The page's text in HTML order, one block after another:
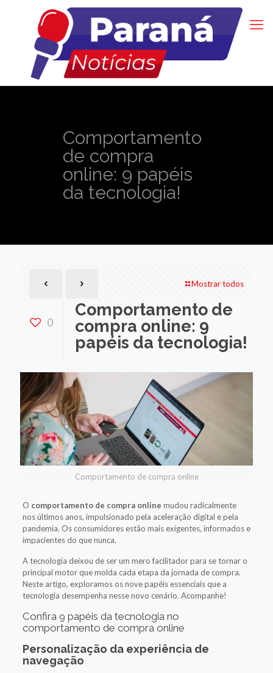
Comportamento
de compra
online: 9 papéis
da tecnologia!
Mostrar todos
0
Comportamento de
compra online: 9
papéis da tecnologia!
Comportamento de compra online
O comportamento de compra online mudou radicalmente
nos últimos anos, impulsionado pela aceleração digital e pela
pandemia. Os consumidores estão mais exigentes, informados e
impacientes do que nunca.
A tecnologia deixou de ser um mero facilitador para se tornar o
principal motor que molda cada etapa da jornada de compra.
Neste artigo, exploramos os nove papéis essenciais que a
tecnologia desempenha nesse novo cenário. Acompanhe!
Confira 9 papéis da tecnologia no
comportamento de compra online
Personalização da experiência de
navegação